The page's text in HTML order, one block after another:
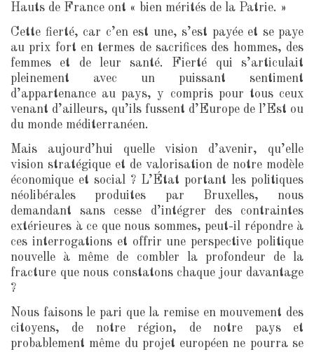
Hauts de France ont « bien mérités de la Patrie. »
Cette fierté, car c’en est une, s’est payée et se paye
au prix fort en termes de sacrifices des hommes, des
femmes et de leur santé. Fierté qui s’articulait
pleinement avec un puissant sentiment
d’appartenance au pays, y compris pour tous ceux
venant d’ailleurs, qu’ils fussent d’Europe de l’Est ou
du monde méditerranéen.
Mais aujourd’hui quelle vision d’avenir, qu’elle
vision stratégique et de valorisation de notre modèle
économique et social ? L’État portant les politiques
néolibérales produites par Bruxelles, nous
demandant sans cesse d’intégrer des contraintes
extérieures à ce que nous sommes, peut-il répondre à
ces interrogations et offrir une perspective politique
nouvelle à même de combler la profondeur de la
fracture que nous constatons chaque jour davantage
?
Nous faisons le pari que la remise en mouvement des
citoyens, de notre région, de notre pays et
probablement même du projet européen ne pourra se